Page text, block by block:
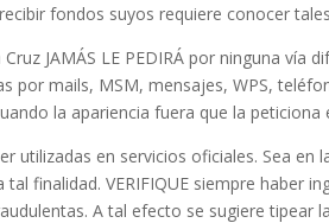
fondos suyos requiere conocer
JAMÁS LE PEDIRÁ por ninguna vía
por mails, MSM, mensajes, WPS,
la apariencia fuera que la peticiona
en servicios oficiales. Sea en
finalidad. VERIFIQUE siempre haber
A tal efecto se sugiere tipear